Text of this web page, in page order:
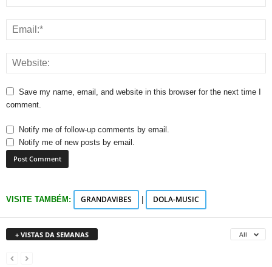
Save my name, email, and website in this browser for the next time I
comment.
Notify me of follow-up comments by email.
Notify me of new posts by email.
VISITE TAMBÉM: GRANDAVIBES DOLA-MUSIC
+ VISTAS DA SEMANAS All